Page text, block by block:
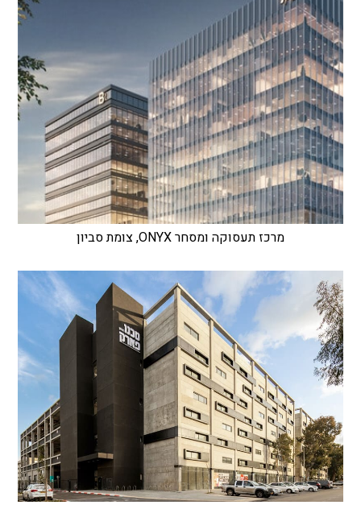
מרכז תעסוקה ומסחר ONYX, צומת סביון